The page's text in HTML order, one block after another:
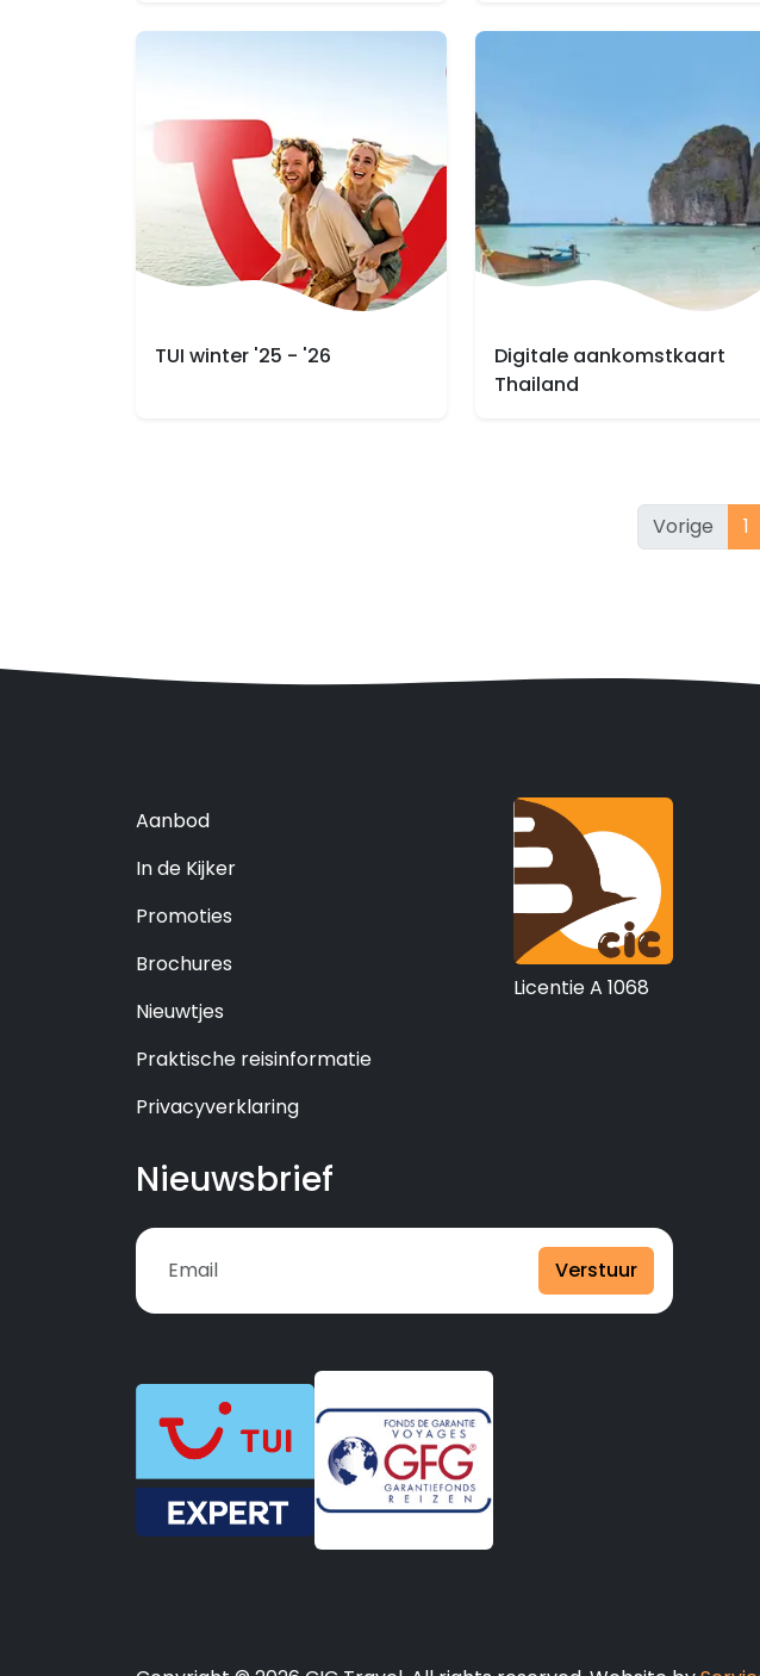
TUI winter '25 - '26
Digitale aankomstkaart
Thailand
Vorige 1
Aanbod
In de Kijker
Promoties
Brochures
Nieuwtjes
Praktische reisinformatie
Privacyverklaring
Licentie A 1068
Nieuwsbrief
Verstuur